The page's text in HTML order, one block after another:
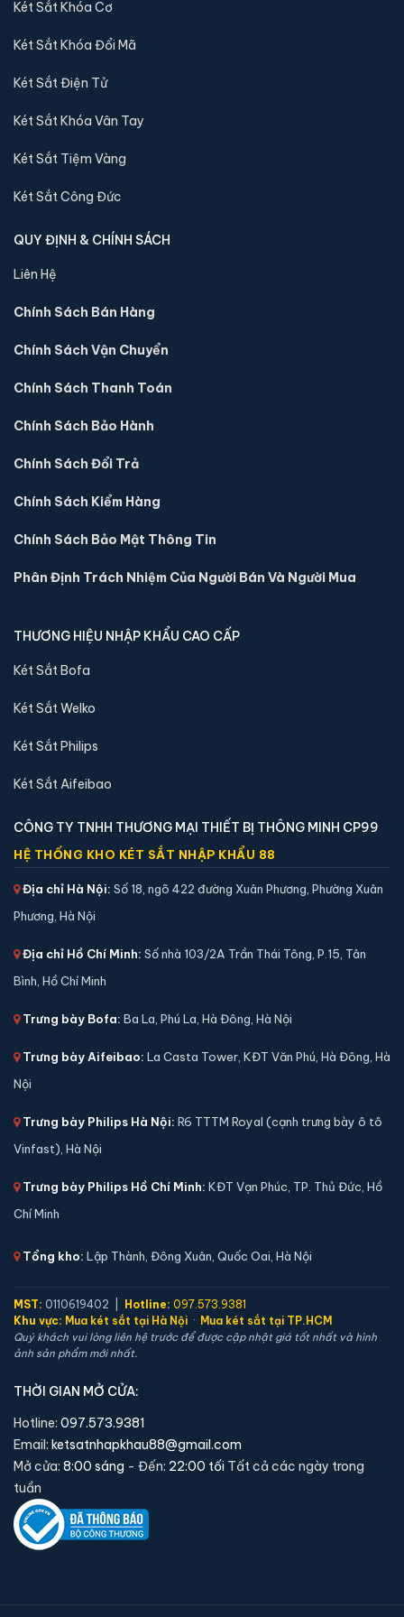
tới quý khách
Sản phẩm cùng dòng Két sắt Việt Tiệp
Luxury
Khám phá thêm các mẫu thuộc dòng
để tiện so sánh kích thước, công nghệ khoá và mức giá trước
📐 Kích thước:50 x 38 x 40 cm
⚖️ Trọng lượng:50 kg
🛡️ Bảo hành:36 tháng
4,390,000 đ
Két sắt việt tiệp BO50FE Luxury màu trắng
📐 Kích thước:
⚖️ Trọng lượng:
4,590,000 đ
Xem chi tiết →
Két sắt việt tiệp BO56FE Luxury màu xanh
⚖️ Trọng lượng: 60 kg
🔒 Khoá:Khóa vân tay điện tử
🛡️ Bảo hành:36 tháng
4,690,000 đ
Xem chi tiết →
Két Sắt Khóa Cơ
Két Sắt Khóa Đổi Mã
Két Sắt Điện Tử
Két Sắt Khóa Vân Tay
Két Sắt Tiệm Vàng
Két Sắt Công Đức
QUY ĐỊNH & CHÍNH SÁCH
Liên Hệ
Chính Sách Bán Hàng
Chính Sách Vận Chuyển
Chính Sách Thanh Toán
Chính Sách Bảo Hành
Chính Sách Đổi Trả
Chính Sách Kiểm Hàng
Chính Sách Bảo Mật Thông Tin
Phân Định Trách Nhiệm Của Người Bán Và Người Mua
THƯƠNG HIỆU NHẬP KHẨU CAO CẤP
Két Sắt Bofa
Két Sắt Welko
Két Sắt Philips
Két Sắt Aifeibao
CÔNG TY TNHH THƯƠNG MẠI THIẾT BỊ THÔNG MINH CP99
HỆ THỐNG KHO KÉT SẮT NHẬP KHẨU 88
Địa chỉ Hà Nội: Số 18, ngõ 422 đường Xuân Phương, Phường Xuân
Phương, Hà Nội
Địa chỉ Hồ Chí Minh: Số nhà 103/2A Trần Thái Tông, P.15, Tân
Bình, Hồ Chí Minh
Trưng bày Bofa: Ba La, Phú La, Hà Đông, Hà Nội
Trưng bày Aifeibao: La Casta Tower, KĐT Văn Phú, Hà Đông, Hà
Nội
Trưng bày Philips Hà Nội: R6 TTTM Royal (cạnh trưng bày ô tô
Vinfast), Hà Nội
Trưng bày Philips Hồ Chí Minh: KĐT Vạn Phúc, TP. Thủ Đức, Hồ
Chí Minh
Tổng kho: Lập Thành, Đông Xuân, Quốc Oai, Hà Nội
MST: 0110619402 | Hotline: 097.573.9381
Khu vực: Mua két sắt tại Hà Nội · Mua két sắt tại TP.HCM
Quý khách vui lòng liên hệ trước để được cập nhật giá tốt nhất và hình
ảnh sản phẩm mới nhất.
THỜI GIAN MỞ CỬA:
Hotline: 097.573.9381
Email: ketsatnhapkhau88@gmail.com
Mở cửa: 8:00 sáng - Đến: 22:00 tối Tất cả các ngày trong
tuần